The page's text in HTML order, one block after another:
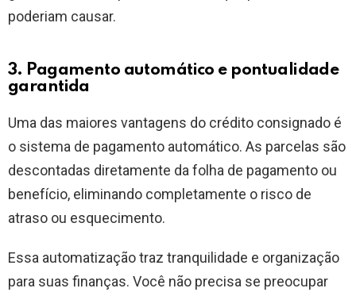
poderiam causar.
3. Pagamento automático e pontualidade
garantida
Uma das maiores vantagens do crédito consignado é
o sistema de pagamento automático. As parcelas são
descontadas diretamente da folha de pagamento ou
benefício, eliminando completamente o risco de
atraso ou esquecimento.
Essa automatização traz tranquilidade e organização
para suas finanças. Você não precisa se preocupar